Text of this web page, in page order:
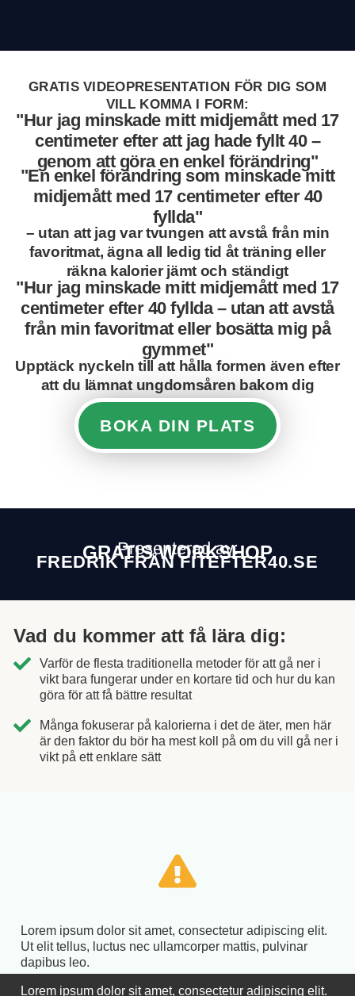
GRATIS VIDEOPRESENTATION FÖR DIG SOM
VILL KOMMA I FORM:
"Hur jag minskade mitt midjemått med 17
centimeter efter att jag hade fyllt 40 –
genom att göra en enkel förändring"
"En enkel förändring som minskade mitt
midjemått med 17 centimeter efter 40
fyllda"
– utan att jag var tvungen att avstå från min
favoritmat, ägna all ledig tid åt träning eller
räkna kalorier jämt och ständigt
"Hur jag minskade mitt midjemått med 17
centimeter efter 40 fyllda – utan att avstå
från min favoritmat eller bosätta mig på
gymmet"
Upptäck nyckeln till att hålla formen även efter
att du lämnat ungdomsåren bakom dig
BOKA DIN PLATS
GRATIS WORKSHOP
Presenterad av:
FREDRIK FRÅN FITEFTER40.SE
Vad du kommer att få lära dig:
Varför de flesta traditionella metoder för att gå ner i
vikt bara fungerar under en kortare tid och hur du kan
göra för att få bättre resultat
Många fokuserar på kalorierna i det de äter, men här
är den faktor du bör ha mest koll på om du vill gå ner i
vikt på ett enklare sätt
Lorem ipsum dolor sit amet, consectetur adipiscing elit.
Ut elit tellus, luctus nec ullamcorper mattis, pulvinar
dapibus leo.
Lorem ipsum dolor sit amet, consectetur adipiscing elit.